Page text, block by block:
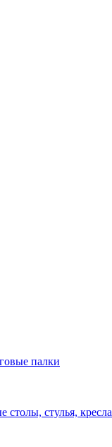
палки
столы, стулья, кресла